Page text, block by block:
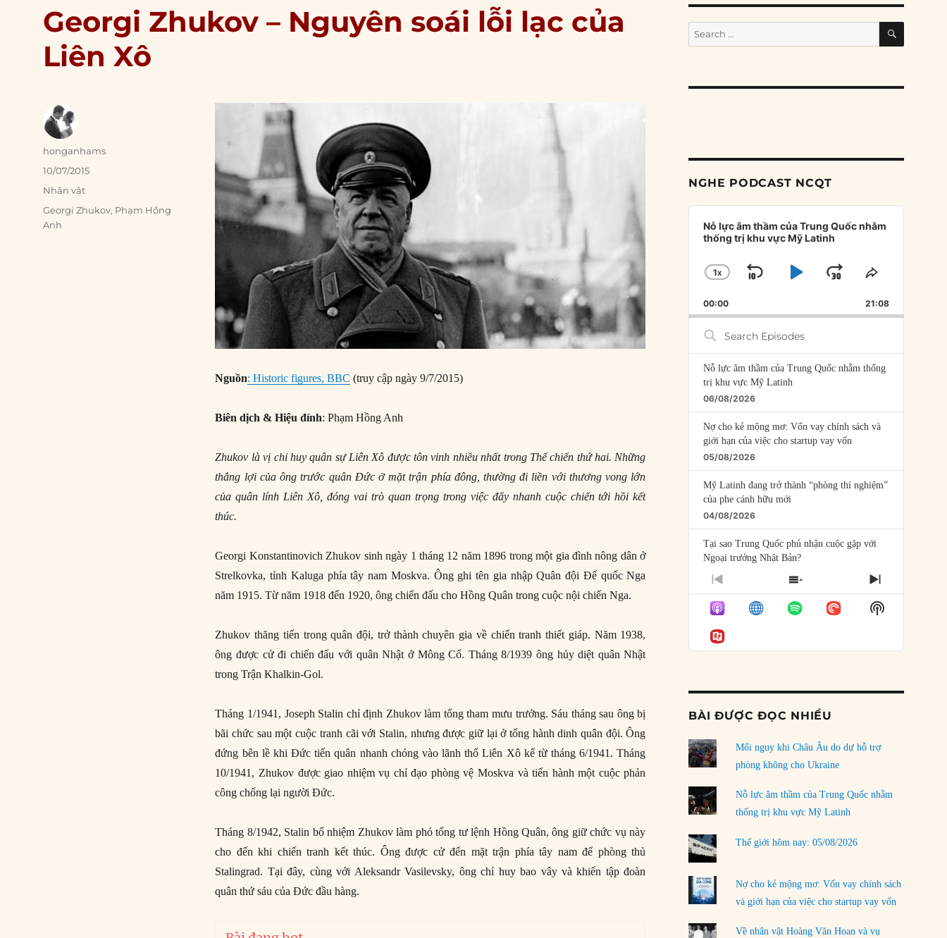
Georgi Zhukov – Nguyên soái lỗi lạc của
Liên Xô
Nguồn: Historic figures, BBC (truy cập ngày 9/7/2015)
Biên dịch & Hiệu đính: Phạm Hồng Anh
Zhukov là vị chỉ huy quân sự Liên Xô được tôn vinh nhiều nhất trong Thế chiến thứ hai. Những
thắng lợi của ông trước quân Đức ở mặt trận phía đông, thường đi liền với thương vong lớn
của quân lính Liên Xô, đóng vai trò quan trọng trong việc đẩy nhanh cuộc chiến tới hồi kết
thúc.
Georgi Konstantinovich Zhukov sinh ngày 1 tháng 12 năm 1896 trong một gia đình nông dân ở
Strelkovka, tỉnh Kaluga phía tây nam Moskva. Ông ghi tên gia nhập Quân đội Đế quốc Nga
năm 1915. Từ năm 1918 đến 1920, ông chiến đấu cho Hồng Quân trong cuộc nội chiến Nga.
Zhukov thăng tiến trong quân đội, trở thành chuyên gia về chiến tranh thiết giáp. Năm 1938,
ông được cử đi chiến đấu với quân Nhật ở Mông Cổ. Tháng 8/1939 ông hủy diệt quân Nhật
trong Trận Khalkin-Gol.
Tháng 1/1941, Joseph Stalin chỉ định Zhukov làm tổng tham mưu trưởng. Sáu tháng sau ông bị
bãi chức sau một cuộc tranh cãi với Stalin, nhưng được giữ lại ở tổng hành dinh quân đội. Ông
đứng bên lề khi Đức tiến quân nhanh chóng vào lãnh thổ Liên Xô kể từ tháng 6/1941. Tháng
10/1941, Zhukov được giao nhiệm vụ chỉ đạo phòng vệ Moskva và tiến hành một cuộc phản
công chống lại người Đức.
Tháng 8/1942, Stalin bổ nhiệm Zhukov làm phó tổng tư lệnh Hồng Quân, ông giữ chức vụ này
cho đến khi chiến tranh kết thúc. Ông được cử đến mặt trận phía tây nam để phòng thủ
Stalingrad. Tại đây, cùng với Aleksandr Vasilevsky, ông chỉ huy bao vây và khiến tập đoàn
quân thứ sáu của Đức đầu hàng.
Author
honganhams
Posted
on
10/07/2015
Categories
Nhân vật
Tags
Georgi Zhukov, Phạm Hồng
Anh
Search
for:
SEARCH
NGHE PODCAST NCQT
Audio
Player
Nỗ lực âm thầm của Trung Quốc nhằm
thống trị khu vực Mỹ Latinh
CHANGE
RATE
1X
SKIP
BACKWARD
PLAYJUMP
FORWARD
SHARE
EPISODE
00:00 21:08
Search
Episodes
Nỗ lực âm thầm của Trung Quốc nhằm thống
trị khu vực Mỹ Latinh
06/08/2026
Nợ cho kẻ mộng mơ: Vốn vay chính sách và
giới hạn của việc cho startup vay vốn
05/08/2026
Mỹ Latinh đang trở thành “phòng thí nghiệm”
của phe cánh hữu mới
04/08/2026
Tại sao Trung Quốc phủ nhận cuộc gặp với
Ngoại trưởng Nhật Bản?
04/08/2026
Điểm mù chiến lược của Trump tại Thái Bình
Dương
03/08/2026
rủi ro
01/08/2026
31/07/2026
phải chịu đựng?
30/07/2026
Tập tìm cách chôn vùi bê bối chấn động vòng
tròn thân cận của mình
PREVIOUS
EPISODE
SHOW
EPISODES
LIST
NEXT
EPISODE
Show
Podcast
BÀI ĐƯỢC ĐỌC NHIỀU
Mối nguy khi Châu Âu do dự hỗ trợ
phòng không cho Ukraine
Nỗ lực âm thầm của Trung Quốc nhằm
thống trị khu vực Mỹ Latinh
Thế giới hôm nay: 05/08/2026
Nợ cho kẻ mộng mơ: Vốn vay chính sách
và giới hạn của việc cho startup vay vốn
Về nhân vật Hoàng Văn Hoan và vụ